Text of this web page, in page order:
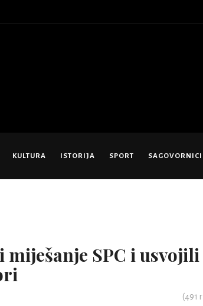
KULTURA ISTORIJA SPORT SAGOVORNICI
SPC i usvojili
(491